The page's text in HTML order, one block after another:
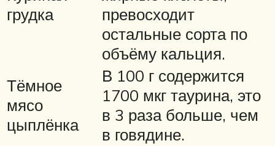
грудка
превосходит
остальные сорта по
объёму кальция.
Тёмное
мясо
цыплёнка
В 100 г содержится
1700 мкг таурина, это
в 3 раза больше, чем
в говядине.